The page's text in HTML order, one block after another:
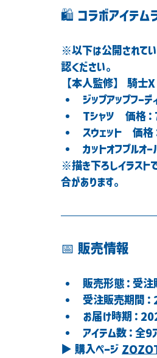
🛍 コラボアイテム
※以下は公開されて
認ください。
【本人監修】 騎
ジップアップフ
Tシャツ　価格
スウェット　価
カットオフプル
※描き下ろしイラスト
合があります。
📅 販売情報
販売形態：受
受注販売期間
お届け時期：
アイテム数：全9
▶ 購入ページ